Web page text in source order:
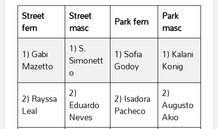
Street
fem
Street
masc Park fem Park
masc
1) Gabi
Mazetto
1) S.
Simonett
o
1) Sofia
Godoy
1) Kalani
Konig
2) Rayssa
Leal
2)
Eduardo
Neves
2) Isadora
Pacheco
2)
Augusto
Akio